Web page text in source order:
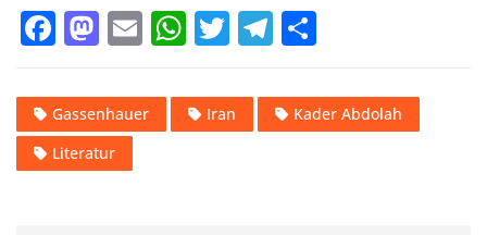
F
c
e
b
M
st
o
d
E
ai
l
W
at
s
T
it
te
T
e
gr
le
n
Gassenhauer Iran
Kader Abdolah
Literatur